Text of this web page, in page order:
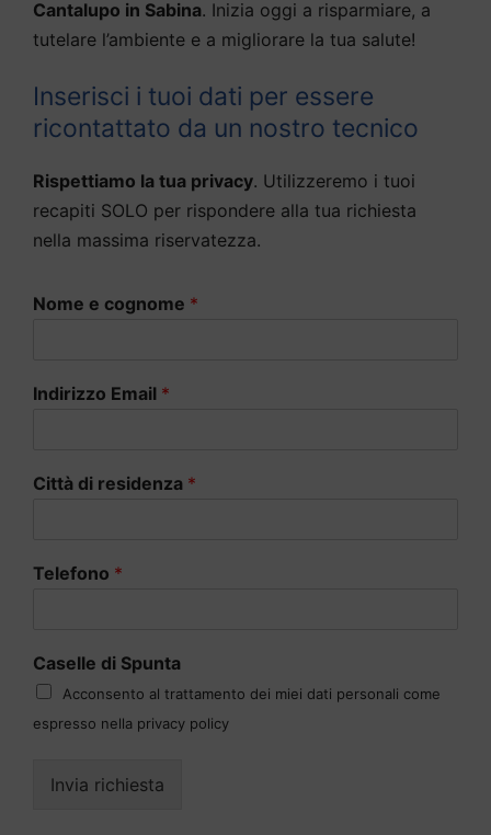
Cantalupo in Sabina. Inizia oggi a risparmiare, a
tutelare l’ambiente e a migliorare la tua salute!
Inserisci i tuoi dati per essere
ricontattato da un nostro tecnico
Rispettiamo la tua privacy. Utilizzeremo i tuoi
recapiti SOLO per rispondere alla tua richiesta
nella massima riservatezza.
Nome e cognome *
Indirizzo Email *
Città di residenza *
Telefono *
Caselle di Spunta
Acconsento al trattamento dei miei dati personali come
espresso nella privacy policy
Invia richiesta